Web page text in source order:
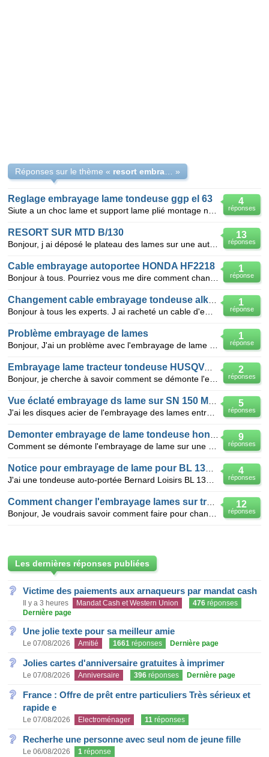
Réponses sur le thème « »
4
réponses
Reglage embrayage lame tondeuse ggp el 63
13
réponses
RESORT SUR MTD B/130
1
réponse
Cable embrayage autoportee HONDA HF2218
1
réponse
1
réponse
Problème embrayage de lames
2
réponses
5
réponses
9
réponses
4
réponses
12
réponses
Les dernières réponses publiées
Victime des paiements aux arnaqueurs par mandat cash
Il y a 3 heures Mandat Cash et Western Union 476 réponses
Dernière page
Une jolie texte pour sa meilleur amie
Le 07/08/2026 Amitié 1661 réponses Dernière page
Jolies cartes d'anniversaire gratuites à imprimer
Le 07/08/2026 Anniversaire 396 réponses Dernière page
France : Offre de prêt entre particuliers Très sérieux et
rapide e
Le 07/08/2026 Electroménager 11 réponses
Recherhe une personne avec seul nom de jeune fille
Le 06/08/2026 1 réponse